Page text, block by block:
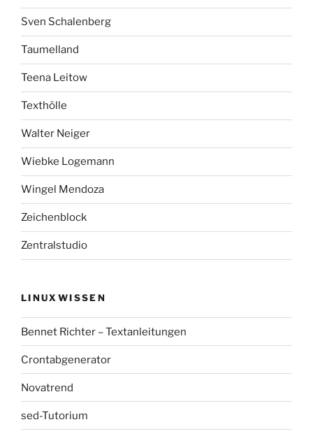
Sven Schalenberg
Taumelland
Teena Leitow
Texthölle
Walter Neiger
Wiebke Logemann
Wingel Mendoza
Zeichenblock
Zentralstudio
LINUXWISSEN
Bennet Richter – Textanleitungen
Crontabgenerator
Novatrend
sed-Tutorium